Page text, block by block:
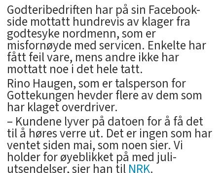
Godteribedriften har på sin Facebook-
side mottatt hundrevis av klager fra
godtesyke nordmenn, som er
misfornøyde med servicen. Enkelte har
fått feil vare, mens andre ikke har
mottatt noe i det hele tatt.
Rino Haugen, som er talsperson for
Gottekungen hevder flere av dem som
har klaget overdriver.
– Kundene lyver på datoen for å få det
til å høres verre ut. Det er ingen som har
ventet siden mai, som noen sier. Vi
holder for øyeblikket på med juli-
utsendelser, sier han tilNRK.